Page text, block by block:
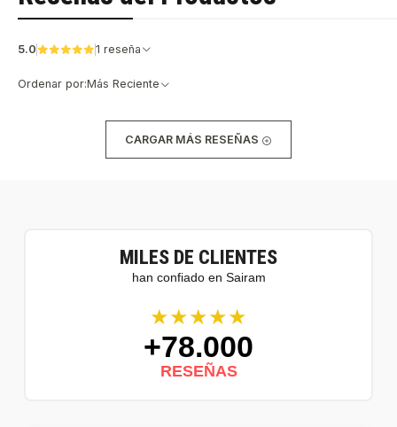
5.0 1 reseña
Ordenar por:Más Reciente
CARGAR MÁS RESEÑAS
MILES DE CLIENTES
han confiado en Sairam
★★★★★
+78.000
RESEÑAS